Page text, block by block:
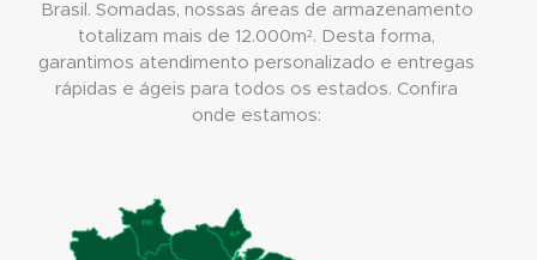
Brasil. Somadas, nossas áreas de armazenamento
totalizam mais de 12.000m². Desta forma,
garantimos atendimento personalizado e entregas
rápidas e ágeis para todos os estados. Confira
onde estamos: